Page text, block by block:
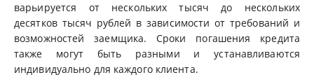
варьируется от нескольких тысяч до нескольких
десятков тысяч рублей в зависимости от требований и
возможностей заемщика. Сроки погашения кредита
также могут быть разными и устанавливаются
индивидуально для каждого клиента.